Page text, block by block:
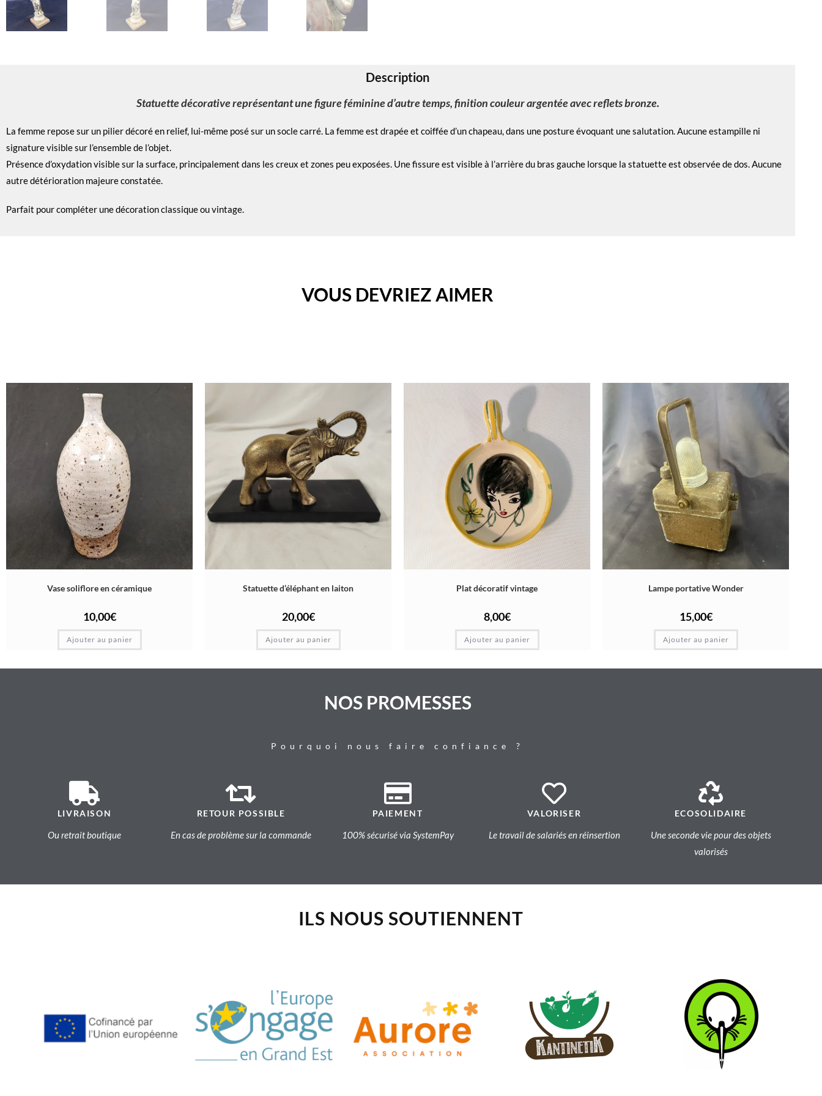
Description
Statuette décorative représentant une figure féminine d’autre temps, finition couleur argentée avec reflets bronze.
La femme repose sur un pilier décoré en relief, lui-même posé sur un socle carré. La femme est drapée et coiffée d’un chapeau, dans une posture évoquant une salutation. Aucune estampille ni
signature visible sur l’ensemble de l’objet.
Présence d’oxydation visible sur la surface, principalement dans les creux et zones peu exposées. Une fissure est visible à l’arrière du bras gauche lorsque la statuette est observée de dos. Aucune
autre détérioration majeure constatée.
Parfait pour compléter une décoration classique ou vintage.
VOUS DEVRIEZ AIMER
Vase soliflore en céramique
10,00€
Ajouter au panier
Statuette d’éléphant en laiton
20,00€
Ajouter au panier
Plat décoratif vintage
8,00€
Ajouter au panier
Lampe portative Wonder
15,00€
Ajouter au panier
NOS PROMESSES
Pourquoi nous faire confiance ?
LIVRAISON
Ou retrait boutique
RETOUR POSSIBLE
En cas de problème sur la commande
PAIEMENT
100% sécurisé via SystemPay
VALORISER
Le travail de salariés en réinsertion
ECOSOLIDAIRE
Une seconde vie pour des objets
valorisés
ILS NOUS SOUTIENNENT